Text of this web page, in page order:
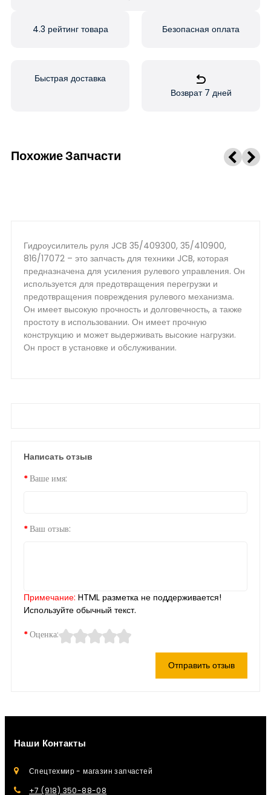
4.3 рейтинг товара Безопасная оплата
Быстрая доставка
Возврат 7 дней
Похожие Запчасти
Гидроусилитель руля JCB 35/409300, 35/410900,
816/17072 – это запчасть для техники JCB, которая
предназначена для усиления рулевого управления. Он
используется для предотвращения перегрузки и
предотвращения повреждения рулевого механизма.
Он имеет высокую прочность и долговечность, а также
простоту в использовании. Он имеет прочную
конструкцию и может выдерживать высокие нагрузки.
Он прост в установке и обслуживании.
Написать отзыв
Ваше имя:
Ваш отзыв:
Примечание: HTML разметка не поддерживается!
Используйте обычный текст.
Оценка:
Отправить отзыв
Наши Контакты
Спецтехмир - магазин запчастей
+7 (918) 350-88-08